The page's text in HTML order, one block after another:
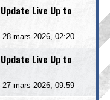
Live Up to
28 mars 2026, 02:20
Live Up to
27 mars 2026, 09:59